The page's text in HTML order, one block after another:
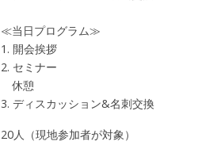
≪当日プログラム≫
1. 開会挨拶
2. セミナー
休憩
3. ディスカッション&名刺交換
20人（現地参加者が対象）